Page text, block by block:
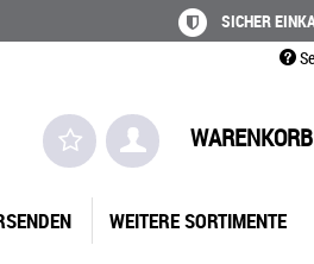
SICHER
WARENKORB
WEITERE SORTIMENTE